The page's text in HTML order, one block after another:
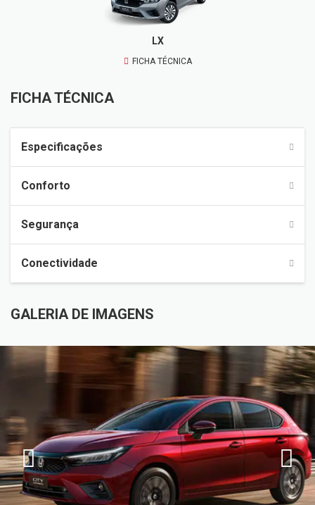
LX
FICHA TÉCNICA
FICHA TÉCNICA
Especificações
Conforto
Segurança
Conectividade
GALERIA DE IMAGENS